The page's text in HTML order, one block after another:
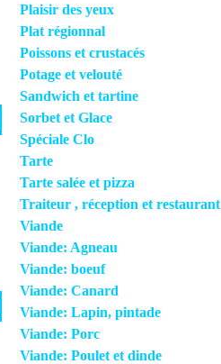
Plaisir des yeux
Plat régionnal
Poissons et crustacés
Potage et velouté
Sandwich et tartine
Sorbet et Glace
Spéciale Clo
Tarte
Tarte salée et pizza
Traiteur , réception et restaurant
Viande
Viande: Agneau
Viande: boeuf
Viande: Canard
Viande: Lapin, pintade
Viande: Porc
Viande: Poulet et dinde